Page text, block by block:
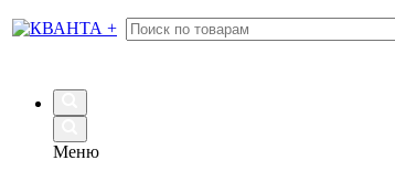
Меню